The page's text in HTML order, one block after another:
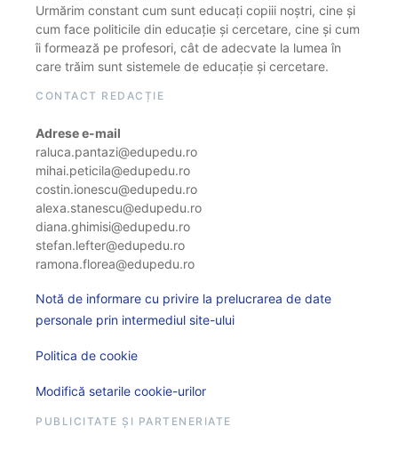
Urmărim constant cum sunt educați copiii noștri, cine și
cum face politicile din educație și cercetare, cine și cum
îi formează pe profesori, cât de adecvate la lumea în
care trăim sunt sistemele de educație și cercetare.
CONTACT REDACȚIE
Adrese e-mail
raluca.pantazi@edupedu.ro
mihai.peticila@edupedu.ro
costin.ionescu@edupedu.ro
alexa.stanescu@edupedu.ro
diana.ghimisi@edupedu.ro
stefan.lefter@edupedu.ro
ramona.florea@edupedu.ro
Notă de informare cu privire la prelucrarea de date
personale prin intermediul site-ului
Politica de cookie
Modifică setarile cookie-urilor
PUBLICITATE ȘI PARTENERIATE